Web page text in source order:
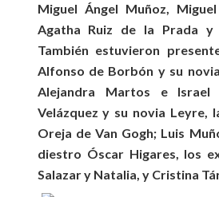
Miguel Ángel Muñoz,
Agatha Ruiz de la Prada y
También estuvieron
Alfonso de Borbón y su
Alejandra Martos e
Velázquez y su novia Leyre,
Oreja de Van Gogh; Luis
diestro Óscar Higares, los
Salazar y Natalia, y Cristina